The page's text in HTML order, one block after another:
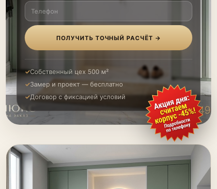
ПОЛУЧИТЬ ТОЧНЫЙ РАСЧЁТ →
Собственный цех 500 м²
Замер и проект — бесплатно
Договор с фиксацией условий